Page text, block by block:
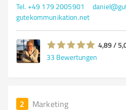
Tel. +49 179 2005901
gutekommunikation.net
4,89 /
33 Bewertungen
2 Marketing